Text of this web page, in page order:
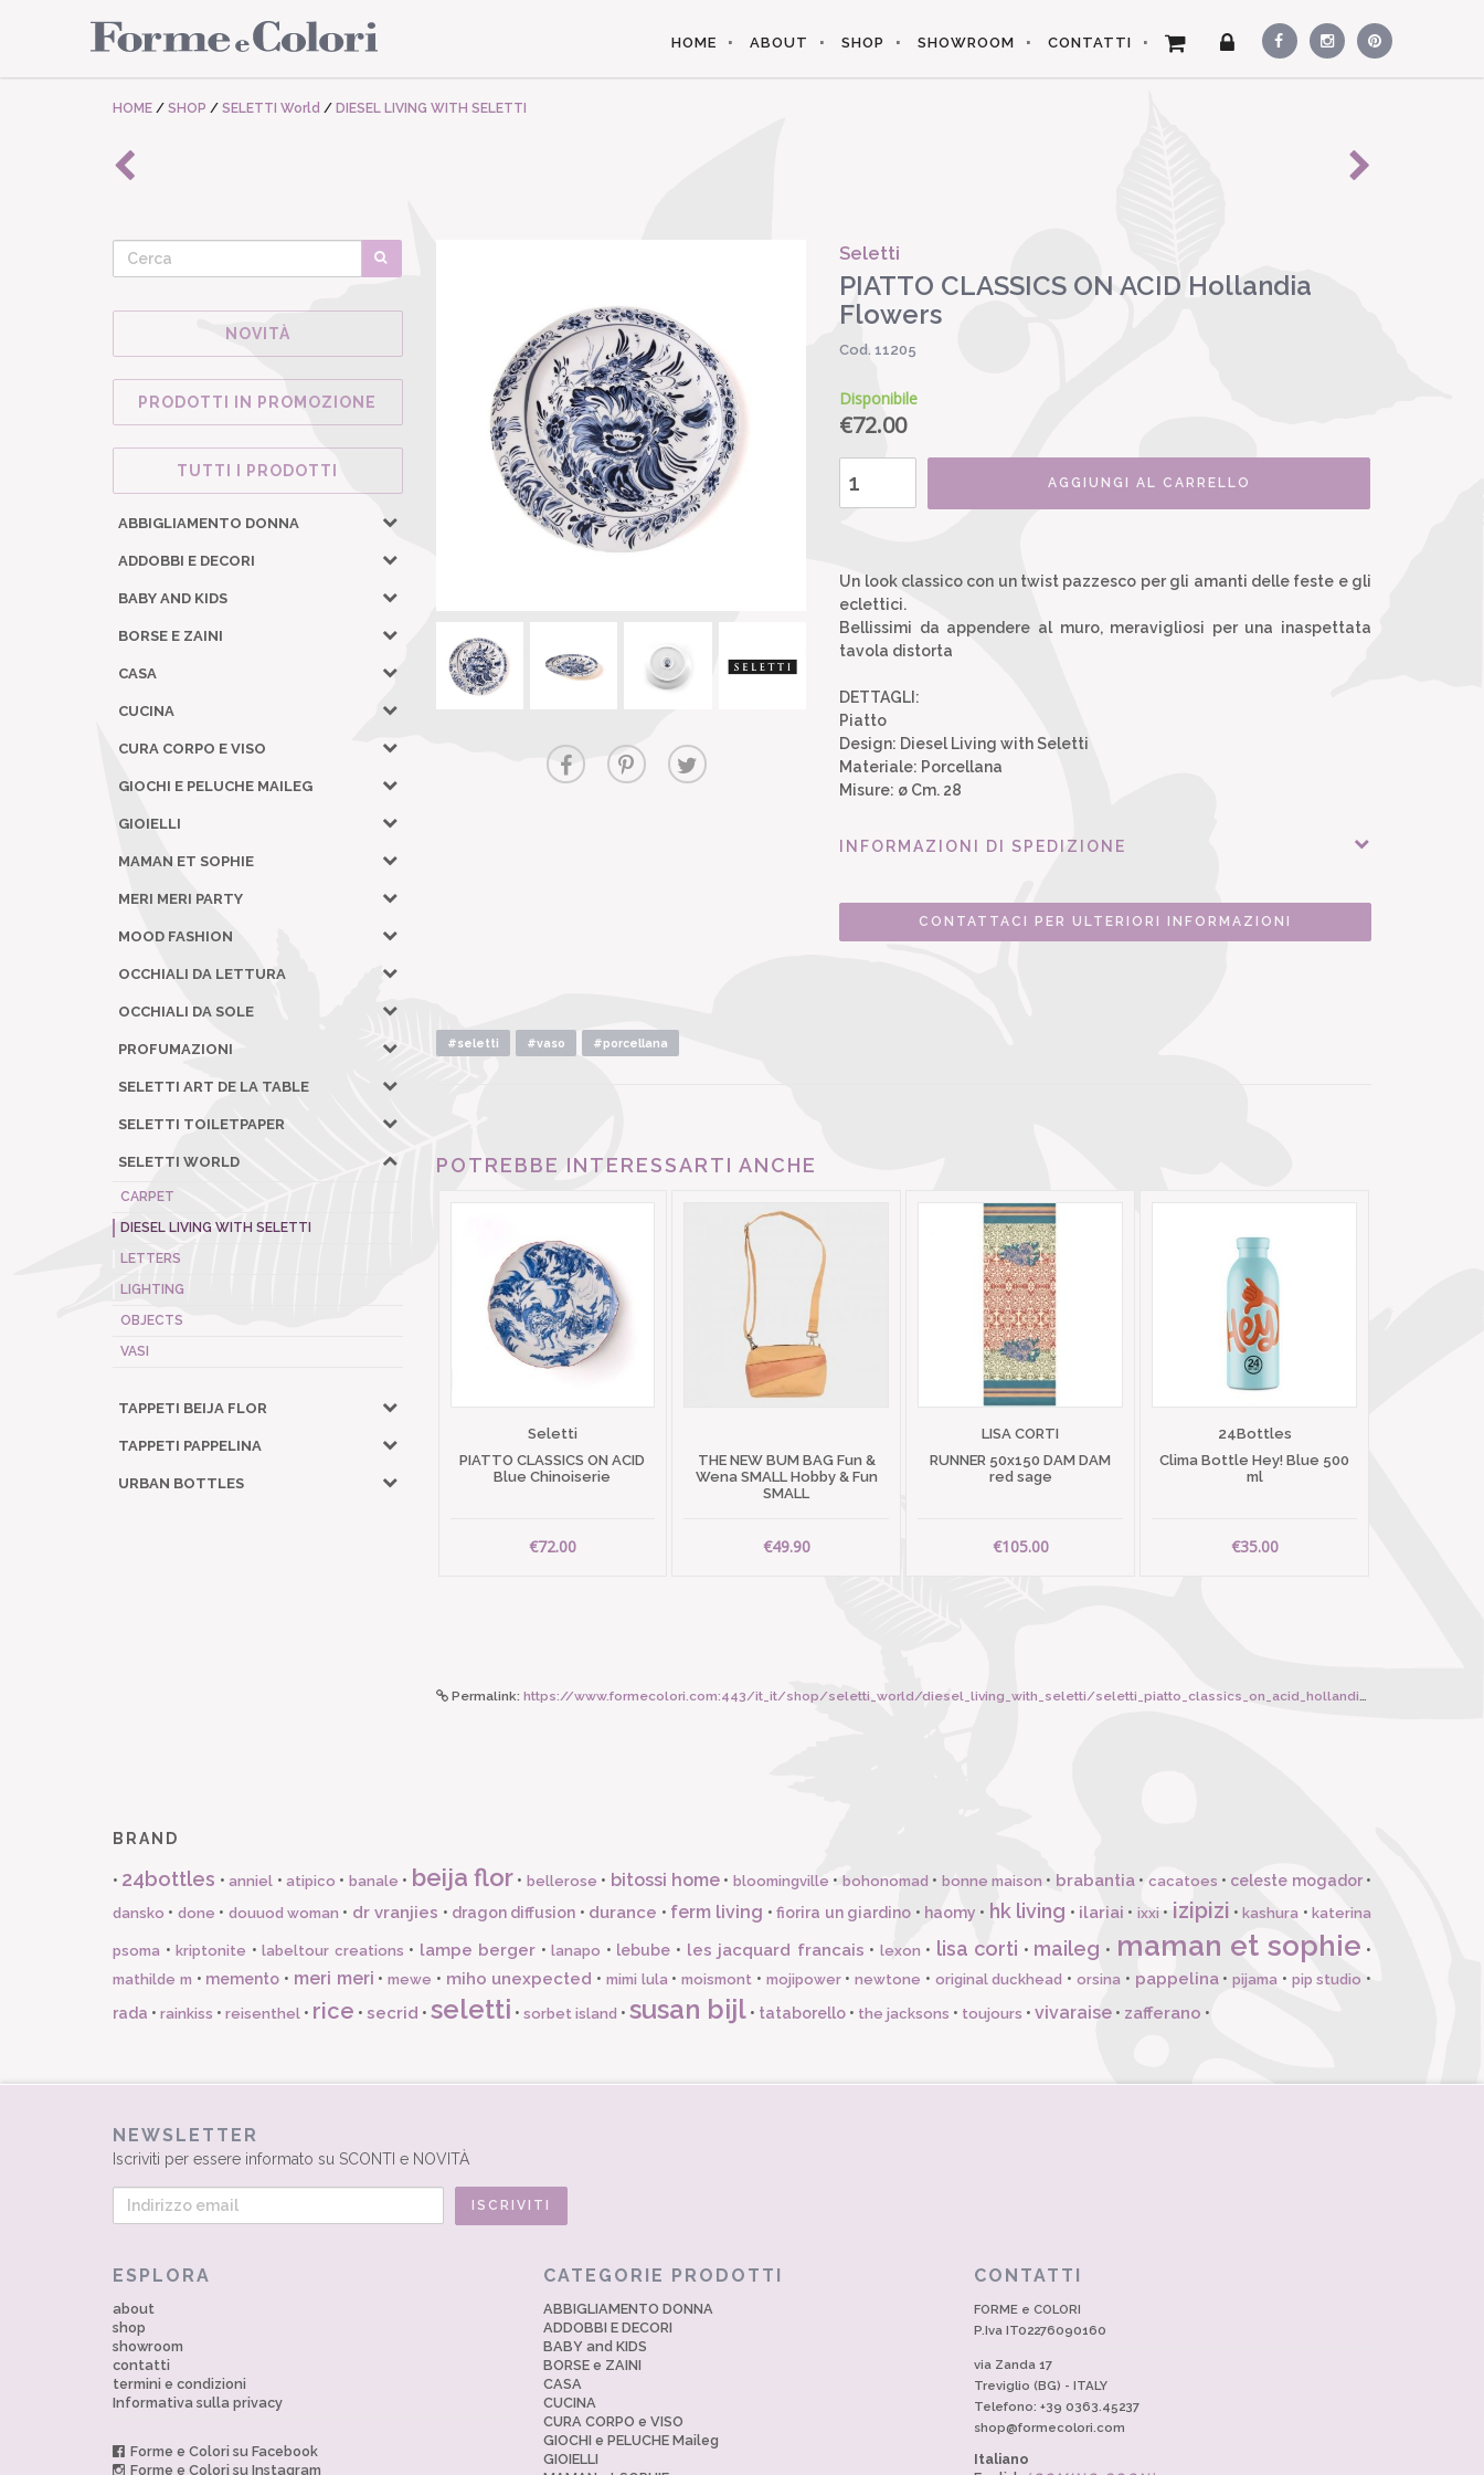
HOME ABOUT SHOP SHOWROOM CONTATTI
HOME / SHOP / SELETTI World / DIESEL LIVING WITH SELETTI
NOVITÀ
PRODOTTI IN PROMOZIONE
TUTTI I PRODOTTI
ABBIGLIAMENTO DONNA
ADDOBBI E DECORI
BABY AND KIDS
BORSE E ZAINI
CASA
CUCINA
CURA CORPO E VISO
GIOCHI E PELUCHE MAILEG
GIOIELLI
MAMAN ET SOPHIE
MERI MERI PARTY
MOOD FASHION
OCCHIALI DA LETTURA
OCCHIALI DA SOLE
PROFUMAZIONI
SELETTI ART DE LA TABLE
SELETTI TOILETPAPER
SELETTI WORLD
CARPET
DIESEL LIVING WITH SELETTI
LETTERS
LIGHTING
OBJECTS
VASI
TAPPETI BEIJA FLOR
TAPPETI PAPPELINA
URBAN BOTTLES
Seletti
PIATTO CLASSICS ON ACID Hollandia
Flowers
Cod. 11205
Disponibile
€72.00
AGGIUNGI AL CARRELLO
Un look classico con un twist pazzesco per gli amanti delle feste e gli
eclettici.
Bellissimi da appendere al muro, meravigliosi per una inaspettata
tavola distorta
DETTAGLI:
Piatto
Design: Diesel Living with Seletti
Materiale: Porcellana
Misure: ø Cm. 28
INFORMAZIONI DI SPEDIZIONE
CONTATTACI PER ULTERIORI INFORMAZIONI
#seletti #vaso #porcellana
POTREBBE INTERESSARTI ANCHE
Seletti
PIATTO CLASSICS ON ACID
Blue Chinoiserie
€72.00
THE NEW BUM BAG Fun &
Wena SMALL Hobby & Fun
SMALL
€49.90
LISA CORTI
RUNNER 50x150 DAM DAM
red sage
€105.00
24Bottles
Clima Bottle Hey! Blue 500
ml
€35.00
Permalink: https://www.formecolori.com:443/it_it/shop/seletti_world/diesel_living_with_seletti/seletti_piatto_classics_on_acid_hollandia_flowers/5829
BRAND
• 24bottles •anniel •atipico • banale • beija flor • bellerose • bitossi home • bloomingville • bohonomad • bonne maison • brabantia• cacatoes • celeste mogador•
dansko • done • douuod woman • dr vranjies • dragon diffusion • durance • ferm living •fiorira un giardino • haomy • hk living • ilariai • ixxi• izipizi •kashura •katerina
psoma •kriptonite •labeltour creations • lampe berger •lanapo • lebube • les jacquard francais • lexon • lisa corti • maileg • maman et sophie •
mathilde m • memento • meri meri •mewe • miho unexpected • mimi lula •moismont • mojipower•newtone • original duckhead • orsina • pappelina•pijama • pip studio •
rada • rainkiss • reisenthel • rice • secrid • seletti • sorbet island • susan bijl • tataborello • the jacksons • toujours • vivaraise • zafferano •
NEWSLETTER
Iscriviti per essere informato su SCONTI e NOVITÀ
ESPLORA
about
shop
showroom
contatti
termini e condizioni
Informativa sulla privacy
Forme e Colori su Facebook
Forme e Colori su Instagram
CATEGORIE PRODOTTI
ABBIGLIAMENTO DONNA
ADDOBBI E DECORI
BABY and KIDS
BORSE e ZAINI
CASA
CUCINA
CURA CORPO e VISO
GIOCHI e PELUCHE Maileg
GIOIELLI
CONTATTI
FORME e COLORI
P.Iva IT02276090160
via Zanda 17
Treviglio (BG) - ITALY
Telefono: +39 0363.45237
shop@formecolori.com
Italiano